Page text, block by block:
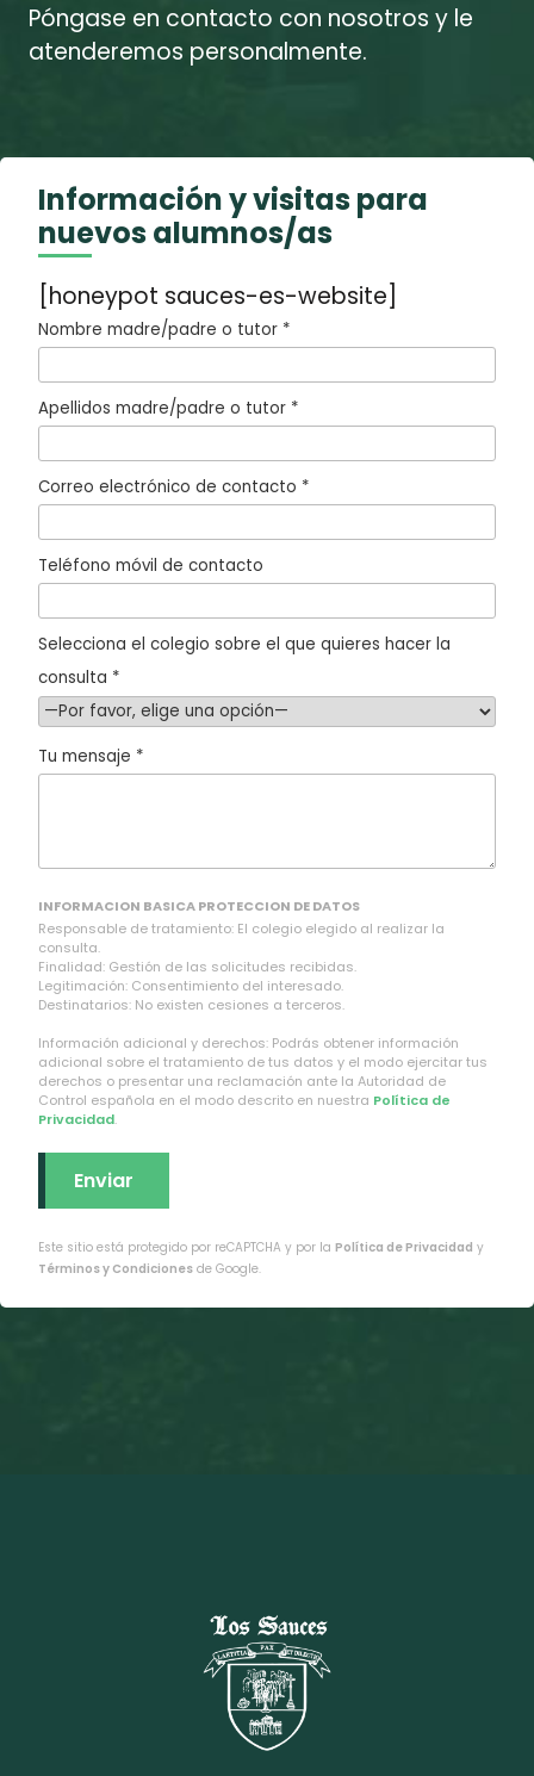
Póngase en contacto con nosotros y le
atenderemos personalmente.
Información y visitas para
nuevos alumnos/as
[honeypot sauces-es-website]
Nombre madre/padre o tutor *
Apellidos madre/padre o tutor *
Correo electrónico de contacto *
Teléfono móvil de contacto
Selecciona el colegio sobre el que quieres hacer la
consulta *
Tu mensaje *
INFORMACION BASICA PROTECCION DE DATOS
Responsable de tratamiento: El colegio elegido al realizar la
consulta.
Finalidad: Gestión de las solicitudes recibidas.
Legitimación: Consentimiento del interesado.
Destinatarios: No existen cesiones a terceros.
Información adicional y derechos: Podrás obtener información
adicional sobre el tratamiento de tus datos y el modo ejercitar tus
derechos o presentar una reclamación ante la Autoridad de
Control española en el modo descrito en nuestra Política de
Privacidad.
Este sitio está protegido por reCAPTCHA y por la Política de Privacidad y
Términos y Condiciones de Google.